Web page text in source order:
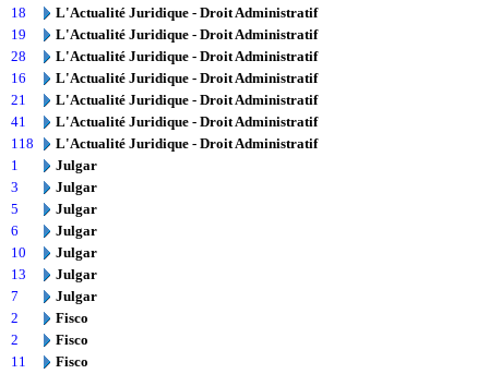
18
L'Actualité Juridique - Droit Administratif
19
L'Actualité Juridique - Droit Administratif
28
L'Actualité Juridique - Droit Administratif
16
L'Actualité Juridique - Droit Administratif
21
L'Actualité Juridique - Droit Administratif
41
L'Actualité Juridique - Droit Administratif
118
L'Actualité Juridique - Droit Administratif
1
Julgar
3
Julgar
5
Julgar
6
Julgar
10
Julgar
13
Julgar
7
Julgar
2
Fisco
2
Fisco
11
Fisco